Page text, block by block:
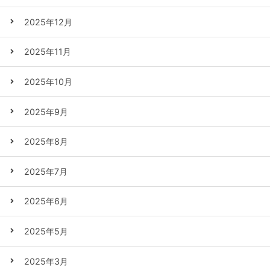
2025年12月
2025年11月
2025年10月
2025年9月
2025年8月
2025年7月
2025年6月
2025年5月
2025年3月